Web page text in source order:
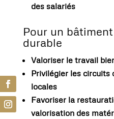
des salariés
Pour un
durable
Valoriser le travail
Privilégier les circuits
locales
Favoriser la
valorisation des